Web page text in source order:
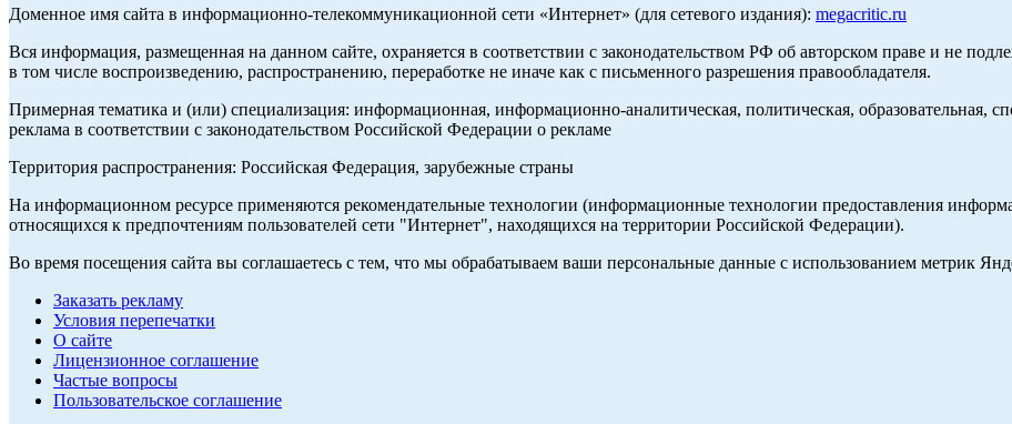
Доменное имя сайта в информационно-телекоммуникационной сети «Интернет» (для сетевого издания): megacritic.ru
Вся информация, размещенная на данном сайте, охраняется в соответствии с законодательством РФ об авторском праве и не
в том числе воспроизведению, распространению, переработке не иначе как с письменного разрешения правообладателя.
Примерная тематика и (или) специализация: информационная, информационно-аналитическая, политическая, образовательная,
реклама в соответствии с законодательством Российской Федерации о рекламе
Территория распространения: Российская Федерация, зарубежные страны
На информационном ресурсе применяются рекомендательные технологии (информационные технологии предоставления
относящихся к предпочтениям пользователей сети "Интернет", находящихся на территории Российской Федерации).
Во время посещения сайта вы соглашаетесь с тем, что мы обрабатываем ваши персональные данные с использованием метрик
Заказать рекламу
Условия перепечатки
О сайте
Лицензионное соглашение
Частые вопросы
Пользовательское соглашение